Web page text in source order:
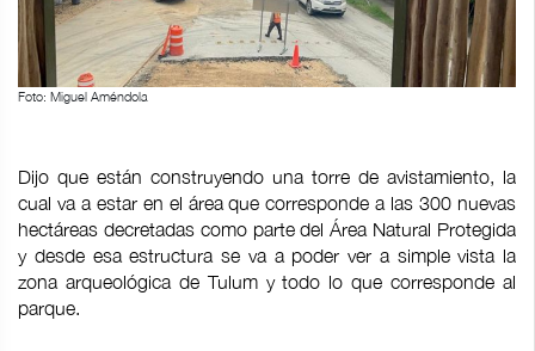
Foto: Miguel Améndola
Dijo que están construyendo una torre de avistamiento, la
cual va a estar en el área que corresponde a las 300 nuevas
hectáreas decretadas como parte del Área Natural Protegida
y desde esa estructura se va a poder ver a simple vista la
zona arqueológica de Tulum y todo lo que corresponde al
parque.